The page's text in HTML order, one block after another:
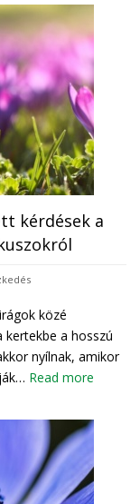
kérdések a
közé
kertekbe a hosszú
nyílnak, amikor
Read more